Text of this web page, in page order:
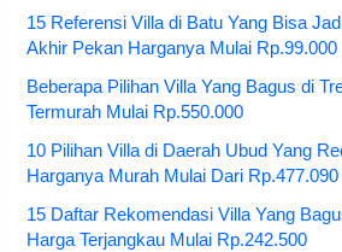
15 Referensi Villa di Batu Yang Bisa
Akhir Pekan Harganya Mulai Rp.99.000
Beberapa Pilihan Villa Yang Bagus di
Termurah Mulai Rp.550.000
10 Pilihan Villa di Daerah Ubud Yang
Harganya Murah Mulai Dari Rp.477.090
15 Daftar Rekomendasi Villa Yang
Harga Terjangkau Mulai Rp.242.500